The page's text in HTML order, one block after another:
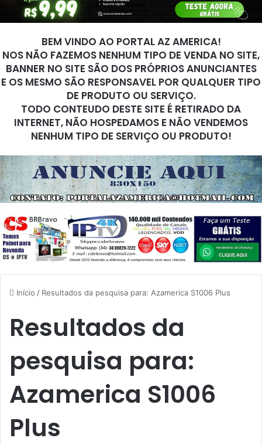
BEM VINDO AO PORTAL AZ AMERICA!
NOS NÃO FAZEMOS NENHUM TIPO DE VENDA NO SITE,
BANNER NO SITE SÃO DOS PRÓPRIOS ANUNCIANTES
E OS MESMO SÃO RESPONSAVEL POR QUALQUER TIPO
DE PRODUTO OU SERVIÇO.
TODO CONTEUDO DESTE SITE É RETIRADO DA
INTERNET, NÃO HOSPEDAMOS E NÃO VENDEMOS
NENHUM TIPO DE SERVIÇO OU PRODUTO!
Início / Resultados da pesquisa para: Azamerica S1006 Plus
Resultados da
pesquisa para:
Azamerica S1006
Plus